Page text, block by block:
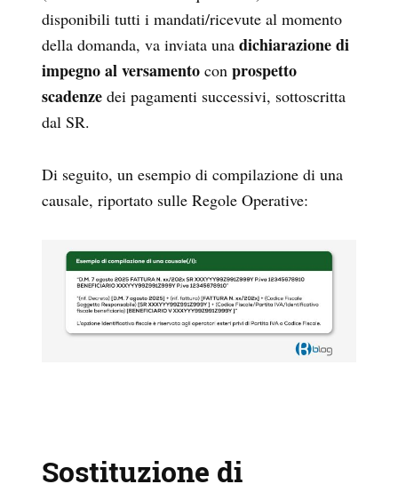
disponibili tutti i mandati/ricevute al momento
della domanda, va inviata una dichiarazione di
impegno al versamento con prospetto
scadenze dei pagamenti successivi, sottoscritta
dal SR.
Di seguito, un esempio di compilazione di una
causale, riportato sulle Regole Operative:
Sostituzione di